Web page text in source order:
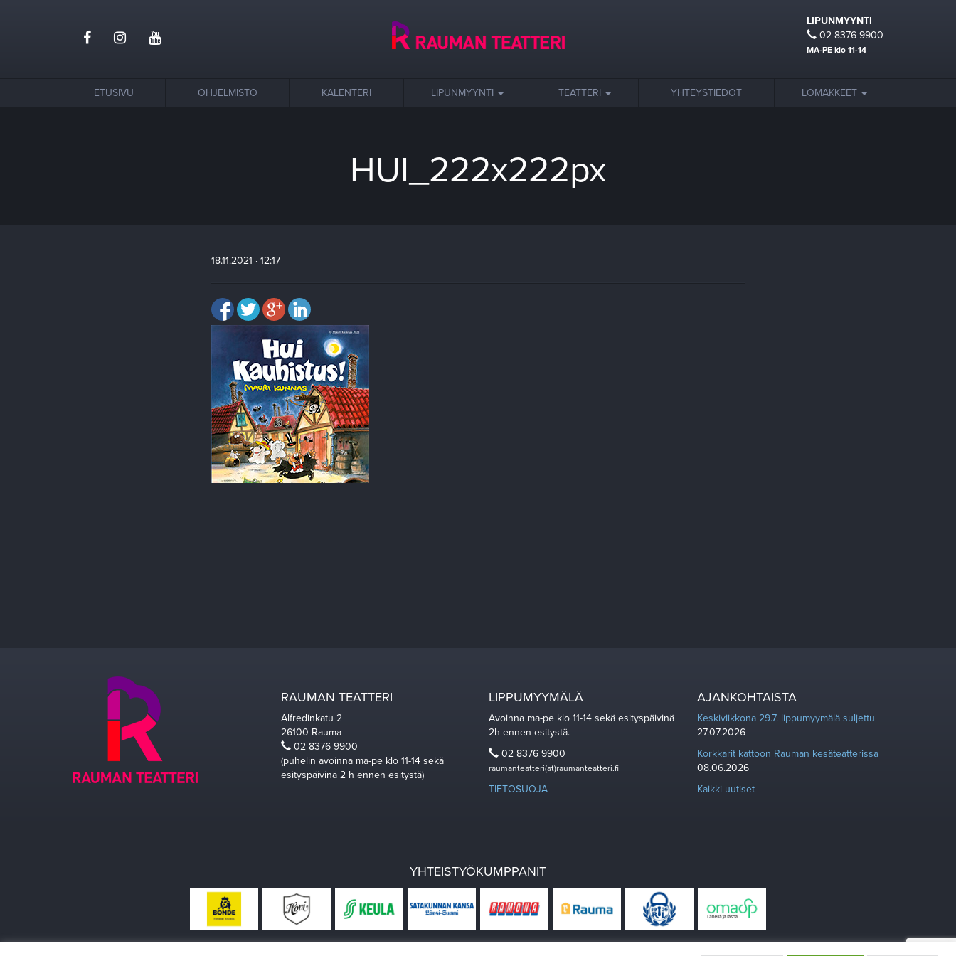
LIPUNMYYNTI
02 8376 9900
MA-PE klo 11-14
ETUSIVU OHJELMISTO KALENTERI LIPUNMYYNTI TEATTERI YHTEYSTIEDOT LOMAKKEET
HUI_222x222px
18.11.2021 · 12:17
RAUMAN TEATTERI
Alfredinkatu 2
26100 Rauma
02 8376 9900
(puhelin avoinna ma-pe klo 11-14 sekä
esityspäivinä 2 h ennen esitystä)
LIPPUMYYMÄLÄ
Avoinna ma-pe klo 11-14 sekä esityspäivinä
2h ennen esitystä.
02 8376 9900
raumanteatteri(at)raumanteatteri.fi
TIETOSUOJA
AJANKOHTAISTA
Keskiviikkona 29.7. lippumyymälä suljettu
27.07.2026
Korkkarit kattoon Rauman kesäteatterissa
08.06.2026
Kaikki uutiset
YHTEISTYÖKUMPPANIT